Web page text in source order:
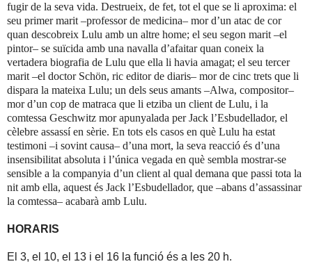
fugir de la seva vida. Destrueix, de fet, tot el que se li aproxima: el
seu primer marit –professor de medicina– mor d’un atac de cor
quan descobreix Lulu amb un altre home; el seu segon marit –el
pintor– se suïcida amb una navalla d’afaitar quan coneix la
vertadera biografia de Lulu que ella li havia amagat; el seu tercer
marit –el doctor Schön, ric editor de diaris– mor de cinc trets que li
dispara la mateixa Lulu; un dels seus amants –Alwa, compositor–
mor d’un cop de matraca que li etziba un client de Lulu, i la
comtessa Geschwitz mor apunyalada per Jack l’Esbudellador, el
cèlebre assassí en sèrie. En tots els casos en què Lulu ha estat
testimoni –i sovint causa– d’una mort, la seva reacció és d’una
insensibilitat absoluta i l’única vegada en què sembla mostrar-se
sensible a la companyia d’un client al qual demana que passi tota la
nit amb ella, aquest és Jack l’Esbudellador, que –abans d’assassinar
la comtessa– acabarà amb Lulu.
HORARIS
El 3, el 10, el 13 i el 16 la funció és a les 20 h.